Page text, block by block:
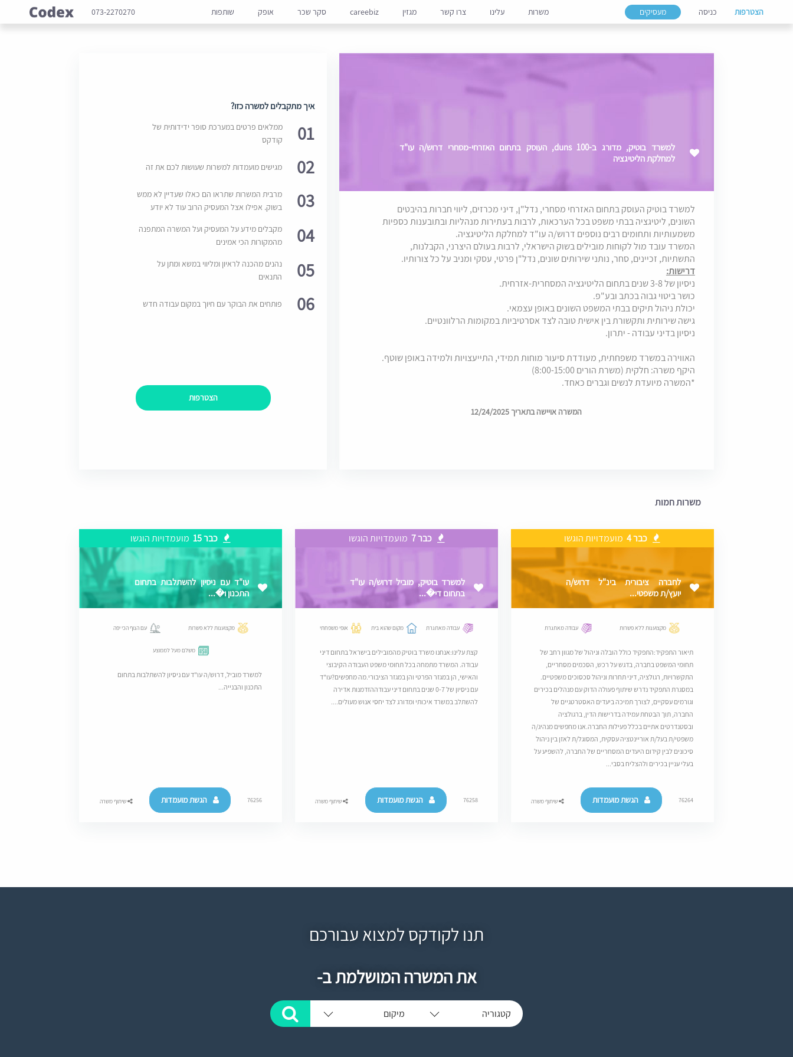
הצטרפות כניסה מעסיקים משרות עלינו צרו קשר מגזין careebiz סקר שכר אופק שותפות 073-2270270
למשרד בוטיק, מדורג ב-duns 100, העוסק בתחום האזרחי-מסחרי דרוש/ה עו"ד
למחלקת הליטיגציה
למשרד בוטיק העוסק בתחום האזרחי מסחרי, נדל"ן, דיני מכרזים, ליווי חברות בהיבטים
השונים, ליטיגציה בבתי משפט בכל הערכאות, לרבות בעתירות מנהליות ובתובענות כספיות
משמעותיות ותחומים רבים נוספים דרוש/ה עו"ד למחלקת הליטיגציה.
המשרד עובד מול לקוחות מובילים בשוק הישראלי, לרבות בעולם היצרני, הקבלנות,
התשתיות, זכיינים, סחר, נותני שירותים שונים, נדל"ן פרטי, עסקי ומניב על כל צורותיו.
דרישות:
ניסיון של 3-8 שנים בתחום הליטיגציה המסחרית-אזרחית.
כושר ביטוי גבוה בכתב ובע"פ.
יכולת ניהול תיקים בבתי המשפט השונים באופן עצמאי.
גישה שירותית ותקשורת בין אישית טובה לצד אסרטיביות במקומות הרלוונטיים.
ניסיון בדיני עבודה - יתרון.
האווירה במשרד משפחתית, מעודדת סיעור מוחות תמידי, התייעצויות ולמידה באופן שוטף.
היקף משרה: חלקית (משרת הורים 8:00-15:00)
*המשרה מיועדת לנשים וגברים כאחד.
המשרה אויישה בתאריך 12/24/2025
איך מתקבלים למשרה כזו?
01
ממלאים פרטים במערכת סופר ידידותית של
קודקס
02 מגישים מועמדות למשרות שעושות לכם את זה
03
מרבית המשרות שתראו הם כאלו שעדיין לא ממש
בשוק. אפילו אצל המעסיק הרוב עוד לא יודע
04
מקבלים מידע על המעסיק ועל המשרה המתפנה
מהמקורות הכי אמינים
05
נהנים מהכנה לראיון ומליווי במשא ומתן על
התנאים
06 פותחים את הבוקר עם חיוך במקום עבודה חדש
הצטרפות
משרות חמות
כבר 4 מועמדויות הוגשו
לחברה ציבורית בינ"ל דרוש/ה
יועץ/ת משפטי...
מקצוענות ללא פשרות עבודה מאתגרת
תיאור התפקיד:התפקיד כולל הובלה וניהול של מגוון רחב של
תחומי המשפט בחברה, בדגש על רכש, הסכמים מסחריים,
התקשרויות, רגולציה, דיני תחרות וניהול סכסוכים משפטיים.
במסגרת התפקיד נדרש שיתוף פעולה הדוק עם מנהלים בכירים
וגורמים עסקיים, לצורך תמיכה ביעדים האסטרטגיים של
החברה, תוך הבטחת עמידה בדרישות הדין, ברגולציה
ובסטנדרטים אתיים בכלל פעילות החברה.אנו מחפשים מנהיג/ה
משפטי/ת בעל/ת אוריינטציה עסקית, המסוגל/ת לאזן בין ניהול
סיכונים לבין קידום היעדים המסחריים של החברה, להשפיע על
בעלי עניין בכירים ולהצליח בסבי...
76264 הגשת מועמדות שיתוף משרה
כבר 7 מועמדויות הוגשו
למשרד בוטיק, מוביל דרוש/ה עו"ד
בתחום די�...
עבודה מאתגרת מקום שהוא בית אופי משפחתי
קצת עלינו:אנחנו משרד בוטיק מהמובילים בישראל בתחום דיני
עבודה. המשרד מתמחה בכל תחומי משפט העבודה הקיבוצי
והאישי, הן במגזר הפרטי והן במגזר הציבורי.מה מחפשים?עו"ד
עם ניסיון של 0-7 שנים בתחום דיני עבודההזדמנות אדירה
להשתלב במשרד איכותי ומדורג לצד יחסי אנוש מעולים....
76258 הגשת מועמדות שיתוף משרה
כבר 15 מועמדויות הוגשו
עו"ד עם ניסיון להשתלבות בתחום
התכנון ו�...
מקצוענות ללא פשרות עם הנוף הכי יפה
משלם מעל לממוצע
למשרד מוביל, דרוש/ה עו"ד עם ניסיון להשתלבות בתחום
התכנון והבנייה...
76256 הגשת מועמדות שיתוף משרה
תנו לקודקס למצוא עבורכם
את המשרה המושלמת ב-
קטגוריה מיקום